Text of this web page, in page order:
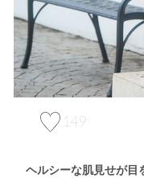
149
ヘルシーな肌見せが目